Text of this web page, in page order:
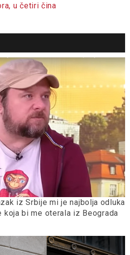
u četiri čina
iz Srbije mi je najbolja odluka
bi me oterala iz Beograda